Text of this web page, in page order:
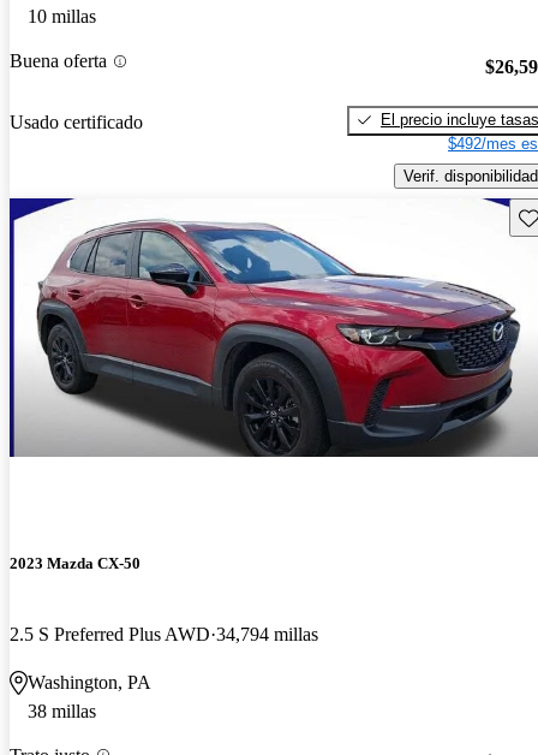
10 millas
Buena oferta
Usado certificado
El precio incluye tasas
$492/mes
Verif. disponibilidad
2023 Mazda CX-50
2.5 S Preferred Plus AWD 34,794 millas
Washington, PA
38 millas